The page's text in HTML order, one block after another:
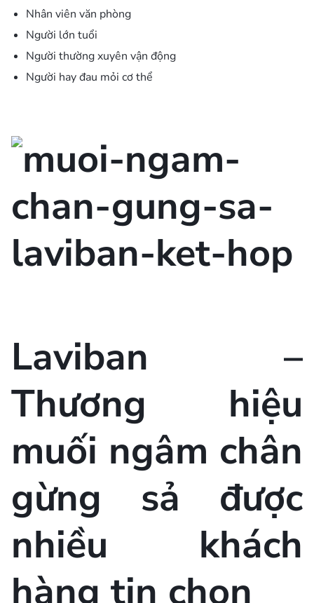
Nhân viên văn phòng
Người lớn tuổi
Người thường xuyên vận động
Người hay đau mỏi cơ thể
Laviban –
Thương hiệu
muối ngâm chân
gừng sả được
nhiều khách
hàng tin chọn